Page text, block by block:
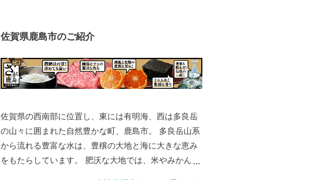
佐賀県鹿島市のご紹介
佐賀県の西南部に位置し、東には有明海、西は多良岳
の山々に囲まれた自然豊かな町、鹿島市。 多良岳山系
から流れる豊富な水は、豊穣の大地と海に大きな恵み
をもたらしています。 肥沃な大地では、米やみかん、